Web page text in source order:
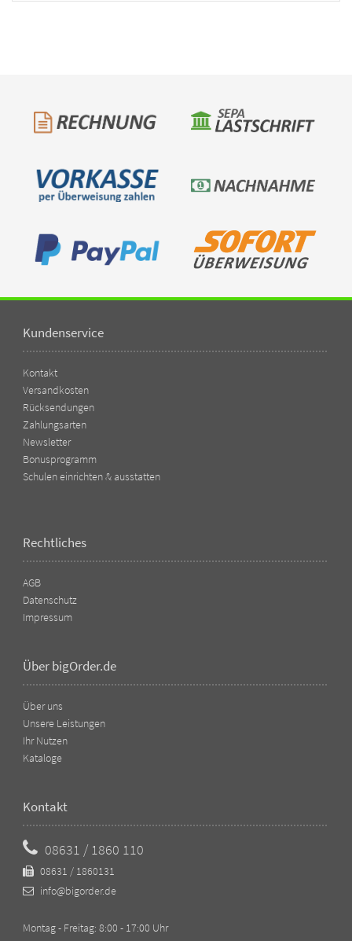
Kundenservice
Kontakt
Versandkosten
Rücksendungen
Zahlungsarten
Newsletter
Bonusprogramm
Schulen einrichten & ausstatten
Rechtliches
AGB
Datenschutz
Impressum
Über bigOrder.de
Über uns
Unsere Leistungen
Ihr Nutzen
Kataloge
Kontakt
08631 / 1860 110
08631 / 1860131
info@bigorder.de
Montag - Freitag: 8:00 - 17:00 Uhr